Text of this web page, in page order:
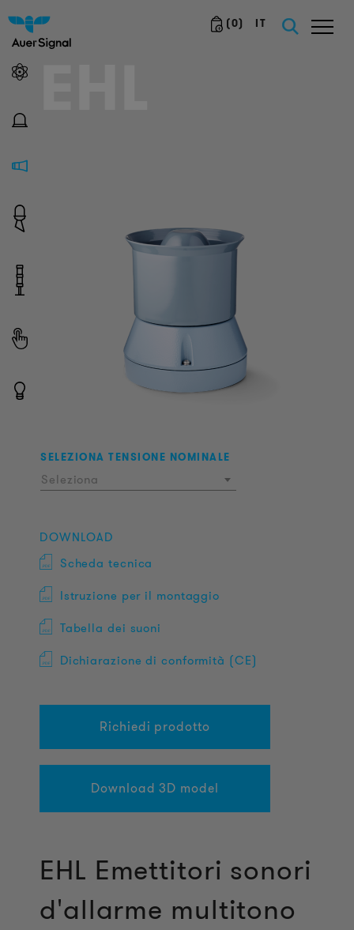
(0) IT
SELEZIONA TENSIONE NOMINALE
Seleziona
DOWNLOAD
Scheda tecnica
Istruzione per il montaggio
Tabella dei suoni
Dichiarazione di conformità (CE)
Richiedi prodotto
Download 3D model
EHL Emettitori sonori
d'allarme multitono